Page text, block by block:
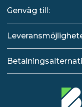
Genväg till: